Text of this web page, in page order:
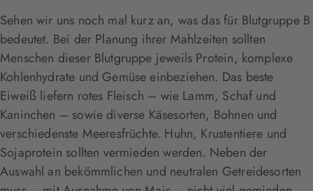
Sehen wir uns noch mal kurz an, was das für Blutgruppe B
bedeutet. Bei der Planung ihrer Mahlzeiten sollten
Menschen dieser Blutgruppe jeweils Protein, komplexe
Kohlenhydrate und Gemüse einbeziehen. Das beste
Eiweiß liefern rotes Fleisch – wie Lamm, Schaf und
Kaninchen – sowie diverse Käsesorten, Bohnen und
verschiedenste Meeresfrüchte. Huhn, Krustentiere und
Sojaprotein sollten vermieden werden. Neben der
Auswahl an bekömmlichen und neutralen Getreidesorten